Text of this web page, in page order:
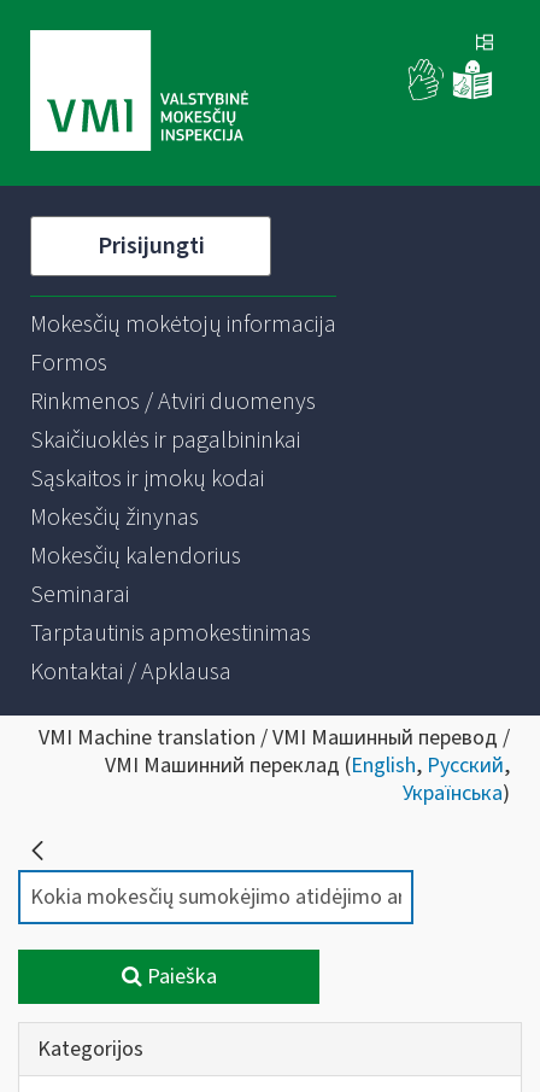
Prisijungti
Mokesčių mokėtojų informacija
Formos
Rinkmenos / Atviri duomenys
Skaičiuoklės ir pagalbininkai
Sąskaitos ir įmokų kodai
Mokesčių žinynas
Mokesčių kalendorius
Seminarai
Tarptautinis apmokestinimas
Kontaktai / Apklausa
VMI Machine translation / VMI Машинный перевод /
VMI Машинний переклад (English, Русский,
Українська)
Paieška
Kategorijos